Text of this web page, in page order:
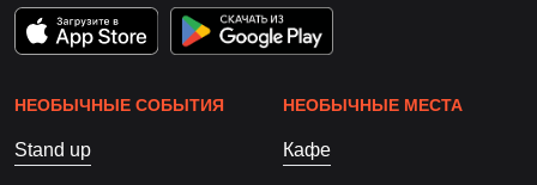
НЕОБЫЧНЫЕ СОБЫТИЯ
Stand up
НЕОБЫЧНЫЕ МЕСТА
Кафе